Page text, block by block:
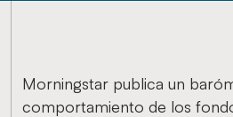
Morningstar publica un
comportamiento de los